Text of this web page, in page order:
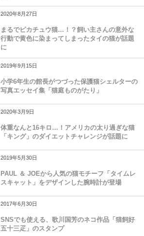
2020年8月27日
まるでピカチュウ猫…！？飼い主さんの意外な
行動で黄色に染まってしまったタイの猫が話題
に
2019年9月15日
小学6年生の館長がつづった保護猫シェルターの
写真エッセイ集「猫庭ものがたり」
2020年3月9日
体重なんと16キロ…！アメリカの太り過ぎな猫
「キング」のダイエットチャレンジが話題に
2019年5月30日
PAUL ＆ JOEから人気の猫モチーフ「タイムレ
スキャット」をデザインした腕時計が登場
2017年6月30日
SNSでも使える、歌川国芳のネコ作品「猫飼好
五十三疋」のスタンプ